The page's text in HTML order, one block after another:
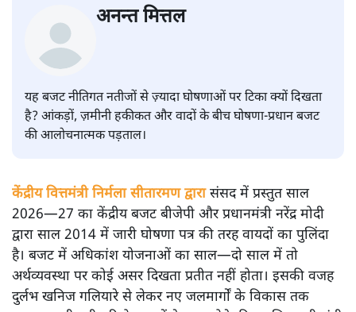
अनन्त मित्तल
यह बजट नीतिगत नतीजों से ज़्यादा घोषणाओं पर टिका क्यों दिखता
है? आंकड़ों, ज़मीनी हकीकत और वादों के बीच घोषणा-प्रधान बजट